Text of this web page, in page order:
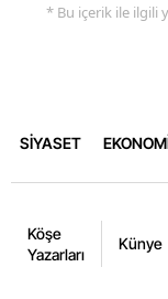
* Bu içerik ile ilgili
SİYASET
Köşe
Yazarları
Künye